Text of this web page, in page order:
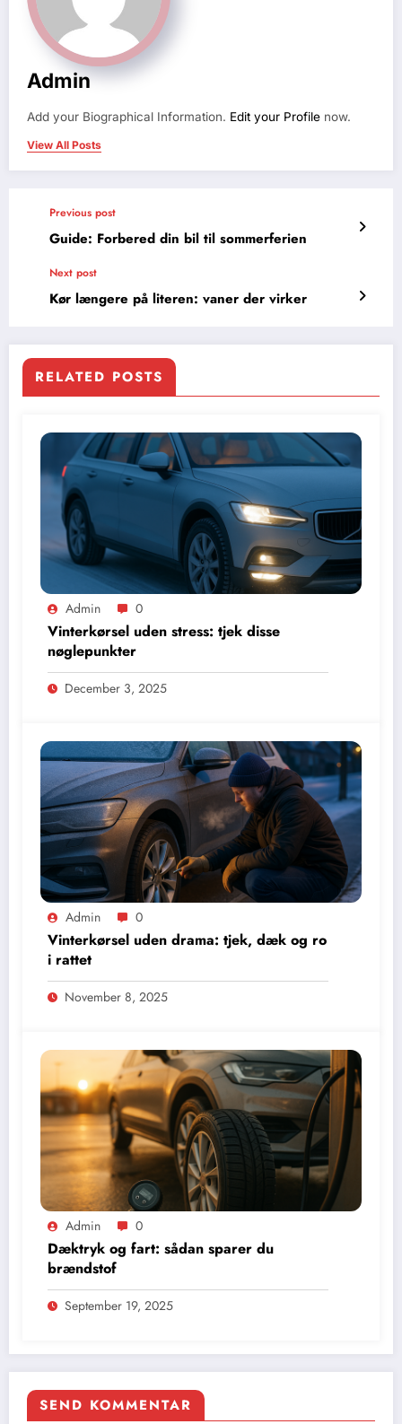
Admin
Add your Biographical Information. Edit your Profile now.
View All Posts
Previous post
Guide: Forbered din bil til sommerferien
Next post
Kør længere på literen: vaner der virker
RELATED POSTS
Admin 0
Vinterkørsel uden stress: tjek disse
nøglepunkter
December 3, 2025
Admin 0
Vinterkørsel uden drama: tjek, dæk og ro
i rattet
November 8, 2025
Admin 0
Dæktryk og fart: sådan sparer du
brændstof
September 19, 2025
SEND KOMMENTAR